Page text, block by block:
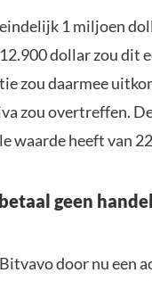
1 miljoen
dollar zou dit
zou daarmee
zou overtreffen.
waarde heeft van
geen
door nu een